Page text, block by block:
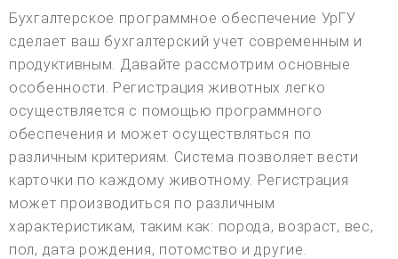
Бухгалтерское программное обеспечение УрГУ
сделает ваш бухгалтерский учет современным и
продуктивным. Давайте рассмотрим основные
особенности. Регистрация животных легко
осуществляется с помощью программного
обеспечения и может осуществляться по
различным критериям. Система позволяет вести
карточки по каждому животному. Регистрация
может производиться по различным
характеристикам, таким как: порода, возраст, вес,
пол, дата рождения, потомство и другие.